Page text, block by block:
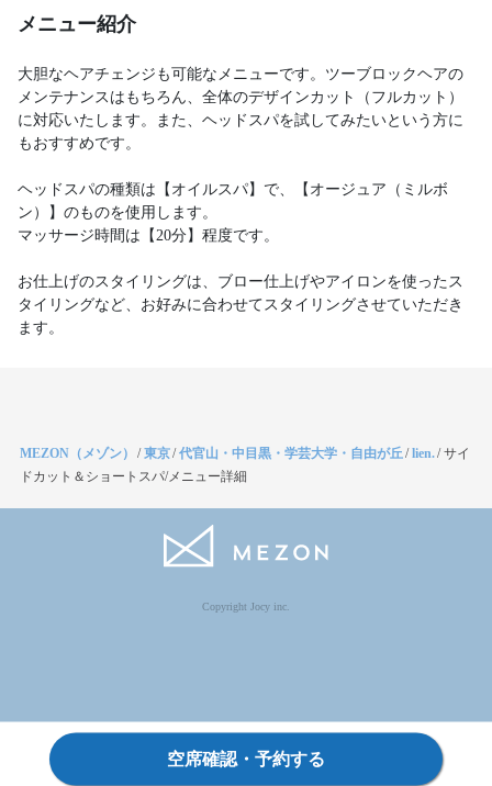
メニュー紹介
大胆なヘアチェンジも可能なメニューです。ツーブロックヘアの
メンテナンスはもちろん、全体のデザインカット（フルカット）
に対応いたします。また、ヘッドスパを試してみたいという方に
もおすすめです。
ヘッドスパの種類は【オイルスパ】で、【オージュア（ミルボ
ン）】のものを使用します。
マッサージ時間は【20分】程度です。
お仕上げのスタイリングは、ブロー仕上げやアイロンを使ったス
タイリングなど、お好みに合わせてスタイリングさせていただき
ます。
MEZON（メゾン） /東京/代官山・中目黒・学芸大学・自由が丘/lien./サイ
ドカット＆ショートスパ/メニュー詳細
Copyright Jocy inc.
空席確認・予約する